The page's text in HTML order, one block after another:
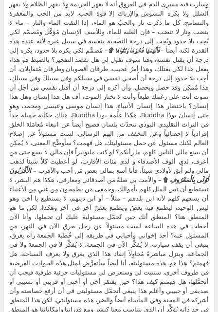
وسارت فيه مسرى الدم في العروق أنه لا يقهر الجريمة ولا يقهر الظلام ولا يقهر
الشلل ولا يكره التشوش والإرباك إلا قوة الحب، لابد من الحب والمغفرة
والتسامح، كل ما ذكرت نار والحبُ هو الماء، إذا التقت الماء والنار – ماء لا
ينضب ونار لا تنضب – فإن الغلبة للماء، وللأسف الإنسان مُؤهَّل ومُصمَّم لكي
يُحِب بلا حدود ويُحِب إلى درجة التضحية بنفسه في سبيل غيره لأنه عنده هذه
القدرة لكنه أيضاً –فَأَلْهَمَهَا فُجُورَهَا وَتَقْوَاهَا ۩– مُصمَّم لكي يكره بلا حدود، يكره إلى
درجة أن يقتل نفسه، وهنا سوف تقول لي هل تقصد التفجير؟ بالضبط هو هذا،
يفعل هذا لكي يقتلك، وهذا أمرٌ عجيب، طرفان أقصويان وطرفان مُتقابِلان، أن
أُحِب بلا حدود إلى درجة أن أُضحي نفسي في سبيلكم وفي سبيلكَ وفي سبيلكِ،
هذا مُمكِن وقد حصل ويحصل، وأن أكره إلى درجة أن أقتل نفسي من أجل أن
تموت أنت على رغمك طبعاً وأنت لا تختار الموت، أف هل هذا إنسان وهل هذا
إنسان؟ باختصار هذا إنسان الأنبياء، هذا إنسان موسى وعيسى ومحمد، وهو
حتى إنسان بوذا Buddha، هكذا علَّمه بوذا Buddha، هناك حكاية جميلة جداً
في التراث التقليدي البوذي تتحدَّث بلسان فصيح أيضاً عن انبغاء مُعامَلة الخلق
إفرادياً لا إحصائياً وعن التخفف من الهم الرسالي، لست مسئولاً عن إصلاح
العالم لكنك مسئول عن حمل مسئوليتك، هل فهمت؟ سأوضِّح المعنى، لا يُمكِن
أن يسع مالي الناس كلهم، ما رأيكم؟ لو كنت مليونيراً فإن مالي لا يسع حتى مَن
أعرف، لدي ألوف الأصدقاء و لدي مئات الأقارب، لو أعطيت كلاً شيئاً لذهب
مالي ولم أُبق لأولادي شيئاً، فأنا أسع بمالي بعض مَن أحب والأقرب –الأَقْرَبُونَ
أَوْلَى بِالْمَعْرُوفِ ۩– والأمت بي صلةً من أصدقائي ومعارفي، هكذا هم البشر، لا
تستطيع أن تس المال كلهم بأموالك، وحمقى مَن يطمحون مِن غنيٍ مِن الأغنياء
أن يسعهم كلهم لأنه ابن بلدهم – مثلاً – أو ابن دينهم، لا يستطيع يا أخي وهو
ليس الوحيد، ليطمع فيه بعضٌ ويطمع بعضٌ آخر في آخر وهكذا، لكن ما هو
المنطق هنا؟ المنطق أنك حين تُحمَّل مسئولية عليك أن تحملها، وأنا الآن
أخطب في هذه الساعة لست مسئولاً عن رجل يغرق الآن في النهر، مَن
المسئول عنه؟ أحد إخواني وأحبابي في طريقه إلى خُطبة الجمعة رآه يغرق،
ينبغي أن يقف سيارته، لا يُفكِّر الآن في الجمعة، لا يُفكِّر لا في الجمعة ولا في
الجماعة، وينزل مباشرةً مُحاوِلاً إنقاذ هذا الذي يغرق ولا يعرف السباحة، هل
فهمتم؟ هذا هو، هذه مسئوليته، أنا أيضاً سأتعرَّض لمثل هذه الحوادث العرضية
في ظروف أخرى، ستنبت لي وستعرض لي مسئوليات جزئية ظرفية فيجب أن
أتحمَّلها، هل فهمتم كيف هذا؟ حين يفتقر أخي أو أختي أو قريبي أو نسيبي أو
صديقي أو حبيبي وأعلم هذا ينبغي أتحمَّل مسئوليتي في أن أرفع خصاصته وأن
أشركه في المحنة وفي المأساة أيضاً والضر، هذه مسئوليتي، لكن هذا المنطق
في حد ذاته يُؤكِّد أن الذي يتناسب معنا كبشر ومع قدراتنا وإمكاناتنا هو المنطق